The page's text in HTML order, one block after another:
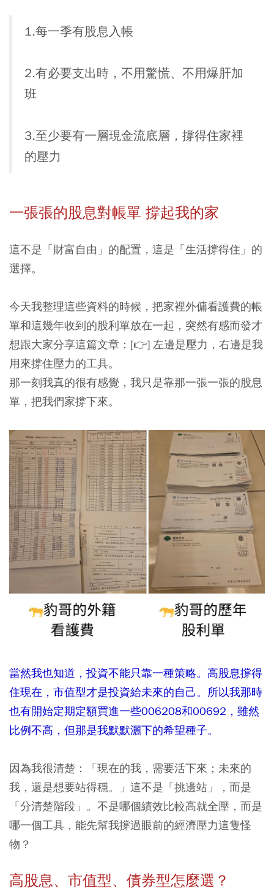
1.每一季有股息入帳
2.有必要支出時，不用驚慌、不用爆肝加
班
3.至少要有一層現金流底層，撐得住家裡
的壓力
一張張的股息對帳單 撐起我的家
這不是「財富自由」的配置，這是「生活撐得住」的
選擇。
今天我整理這些資料的時候，把家裡外傭看護費的帳
單和這幾年收到的股利單放在一起，突然有感而發才
想跟大家分享這篇文章：[👉] 左邊是壓力，右邊是我
用來撐住壓力的工具。
那一刻我真的很有感覺，我只是靠那一張一張的股息
單，把我們家撐下來。
當然我也知道，投資不能只靠一種策略。高股息撐得
住現在，市值型才是投資給未來的自己。所以我那時
也有開始定期定額買進一些006208和00692，雖然
比例不高，但那是我默默灑下的希望種子。
因為我很清楚：「現在的我，需要活下來；未來的
我，還是想要站得穩。」這不是「挑邊站」，而是
「分清楚階段」。不是哪個績效比較高就全壓，而是
哪一個工具，能先幫我撐過眼前的經濟壓力這隻怪
物？
高股息、市值型、債券型怎麼選？